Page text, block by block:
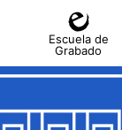
Escuela de
Grabado